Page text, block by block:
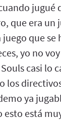
jugué
que era un
que se
yo no
casi lo
los
ya
esto está